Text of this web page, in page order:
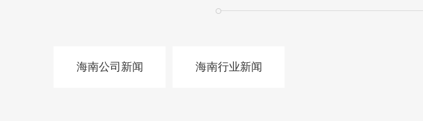
海南公司新闻 海南行业新闻